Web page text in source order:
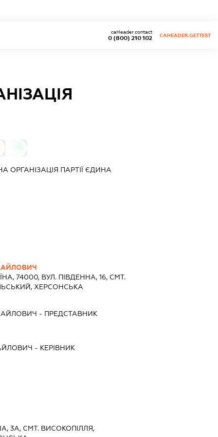
0 (800) 210 102
caHeader.contact
CAHEADER.GETTEST
ОРГАНІЗАЦІЯ ПАРТІЇ ЄДИНА
74000, ВУЛ. ПІВДЕННА, 16, СМТ.
ХЕРСОНСЬКА
- ПРЕДСТАВНИК
- КЕРІВНИК
3А, СМТ. ВИСОКОПІЛЛЯ,